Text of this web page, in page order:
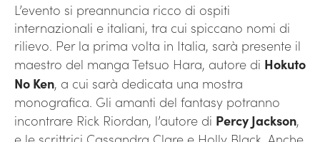
L’evento si preannuncia ricco di ospiti
internazionali e italiani, tra cui spiccano nomi di
rilievo. Per la prima volta in Italia, sarà presente il
maestro del manga Tetsuo Hara, autore di Hokuto
No Ken, a cui sarà dedicata una mostra
monografica. Gli amanti del fantasy potranno
incontrare Rick Riordan, l’autore di Percy Jackson,